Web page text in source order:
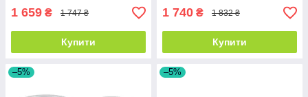
1 659 ₴ 1 747 ₴
Купити
1 740 ₴ 1 832 ₴
Купити
–5% –5%